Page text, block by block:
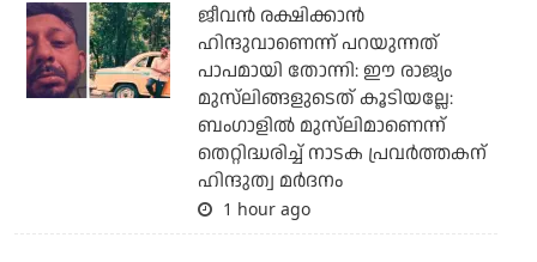
ജീവന്‍ രക്ഷിക്കാന്‍
ഹിന്ദുവാണെന്ന് പറയുന്നത്
പാപമായി തോന്നി: ഈ രാജ്യം
മുസ്‌ലിങ്ങളുടെത് കൂടിയല്ലേ:
ബംഗാളില്‍ മുസ്‌ലിമാണെന്ന്
തെറ്റിദ്ധരിച്ച് നാടക പ്രവര്‍ത്തകന്
ഹിന്ദുത്വ മര്‍ദനം
1 hour ago